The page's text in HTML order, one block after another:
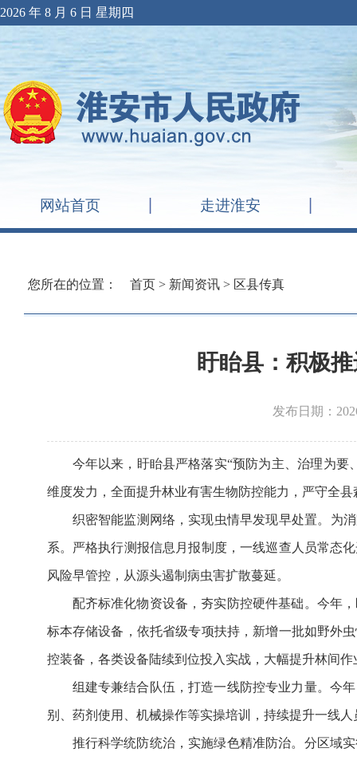
2026 年 8 月 6 日 星期四
网站首页 走进淮安
您所在的位置： 首页 > 新闻资讯 > 区县传真
盱眙县：积极
发布日期：
今年以来，盱眙县严格落实“预防为主、治理为
维度发力，全面提升林业有害生物防控能力，严守全
织密智能监测网络，实现虫情早发现早处置。为
系。严格执行测报信息月报制度，一线巡查人员常态
风险早管控，从源头遏制病虫害扩散蔓延。
配齐标准化物资设备，夯实防控硬件基础。今年
标本存储设备，依托省级专项扶持，新增一批如野外
控装备，各类设备陆续到位投入实战，大幅提升林间
组建专兼结合队伍，打造一线防控专业力量。今
别、药剂使用、机械操作等实操培训，持续提升一线
推行科学统防统治，实施绿色精准防治。分区域